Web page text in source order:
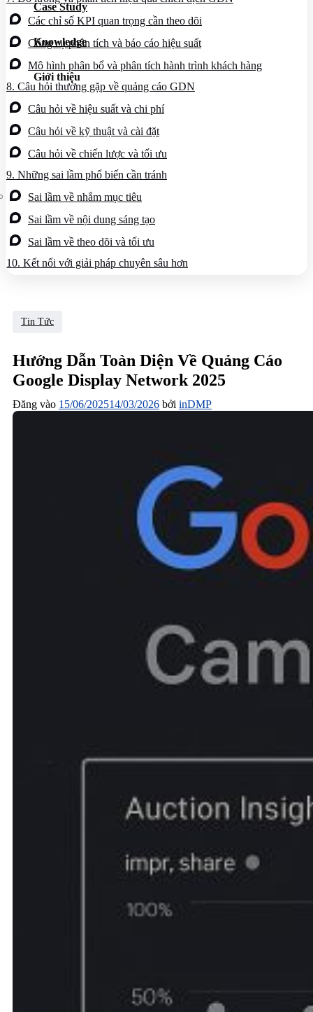
Dịch vụ chăm sóc website
Case Study
Knowledge
Giới thiệu
Tin tức
Sự kiện
Liên hệ
Các chỉ số KPI quan trọng cần theo dõi
Công cụ phân tích và báo cáo hiệu suất
Mô hình phân bổ và phân tích hành trình khách hàng
8. Câu hỏi thường gặp về quảng cáo GDN
Câu hỏi về hiệu suất và chi phí
Câu hỏi về kỹ thuật và cài đặt
Câu hỏi về chiến lược và tối ưu
9. Những sai lầm phổ biến cần tránh
Sai lầm về nhắm mục tiêu
Sai lầm về nội dung sáng tạo
Sai lầm về theo dõi và tối ưu
10. Kết nối với giải pháp chuyên sâu hơn
Tin Tức
Hướng Dẫn Toàn Diện Về Quảng Cáo
Google Display Network 2025
Đăng vào 15/06/202514/03/2026 bởi inDMP